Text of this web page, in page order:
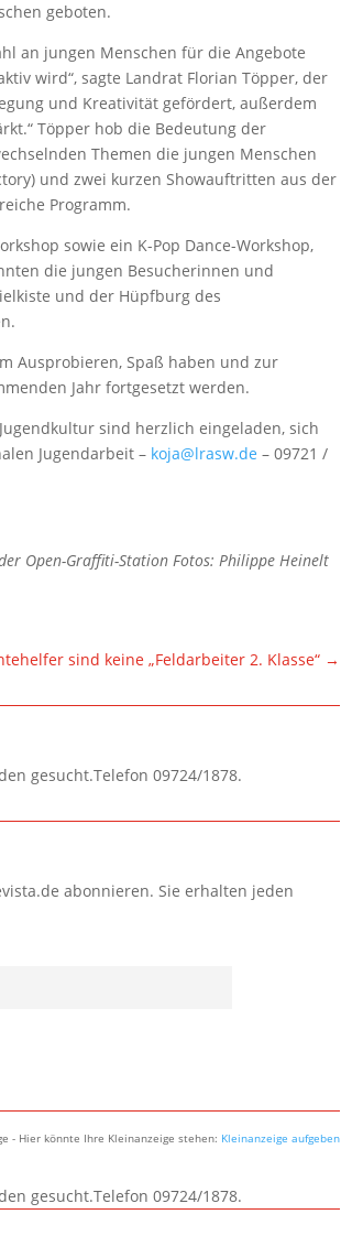
geboten.
an jungen Menschen für die Angebote
wird“, sagte Landrat Florian Töpper, der
und Kreativität gefördert, außerdem
Töpper hob die Bedeutung der
Themen die jungen Menschen
und zwei kurzen Showauftritten aus der
Programm.
sowie ein K-Pop Dance-Workshop,
die jungen Besucherinnen und
und der Hüpfburg des
Ausprobieren, Spaß haben und zur
Jahr fortgesetzt werden.
sind herzlich eingeladen, sich
Jugendarbeit – koja@lrasw.de – 09721 /
Open-Graffiti-StationFotos: Philippe Heinelt
sind keine „Feldarbeiter 2. Klasse“ →
gesucht.Telefon 09724/1878.
abonnieren. Sie erhalten jeden
- Hier könnte Ihre Kleinanzeige stehen: Kleinanzeige aufgeben
gesucht.Telefon 09724/1878.